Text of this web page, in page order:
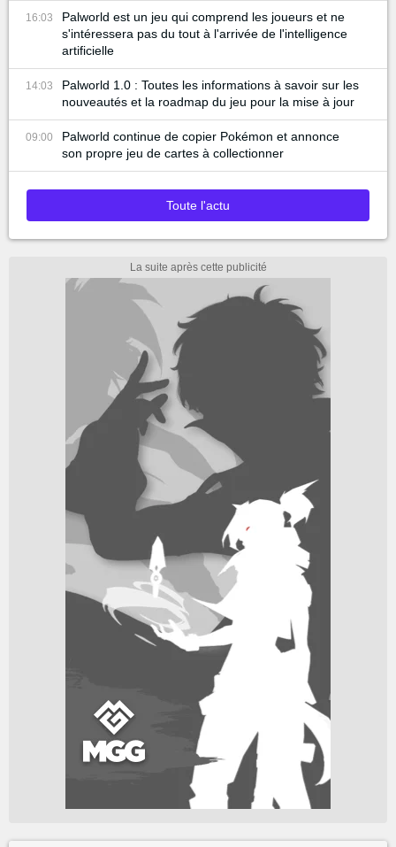
16:03
Palworld est un jeu qui comprend les joueurs et ne
s'intéressera pas du tout à l'arrivée de l'intelligence
artificielle
14:03
Palworld 1.0 : Toutes les informations à savoir sur les
nouveautés et la roadmap du jeu pour la mise à jour
09:00
Palworld continue de copier Pokémon et annonce
son propre jeu de cartes à collectionner
Toute l'actu